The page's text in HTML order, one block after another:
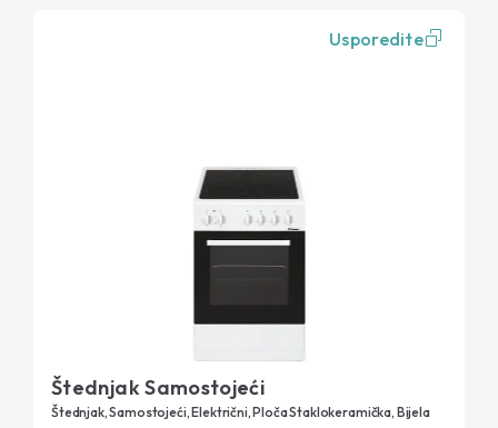
Usporedite
Štednjak Samostojeći
Štednjak, Samostojeći, Električni, Ploča Staklokeramička, Bijela